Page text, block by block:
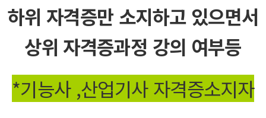
하위 자격증만 소지하고 있으면서
상위 자격증과정 강의 여부등
*기능사 ,산업기사 자격증소지자